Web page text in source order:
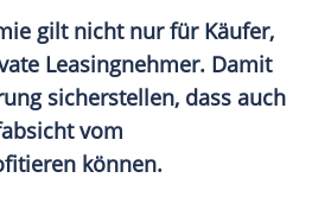
gilt nicht nur für Käufer,
Leasingnehmer. Damit
sicherstellen, dass auch
vom
können.